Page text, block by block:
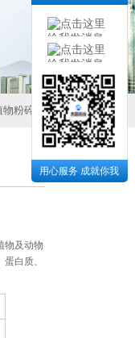
物粉碎机
物及动物
白质、
用心服务 成就你我